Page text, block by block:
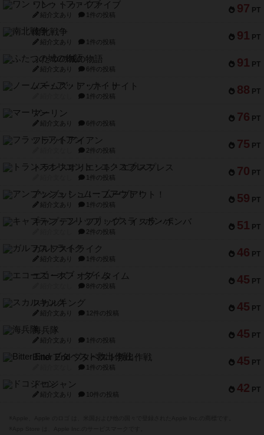
97 PT
ワン・トゥ・ファイブ
紹介文あり 1件の投稿
91 PT
南北戦争
紹介文あり 1件の投稿
91 PT
ふたつの城の物語
紹介文あり 6件の投稿
88 PT
ノームズ・アット・ナイト
1件の投稿
76 PT
マーリン
紹介文あり 6件の投稿
75 PT
フラットアイアン
2件の投稿
70 PT
トランスオリエント・エクスプレス
1件の投稿
59 PT
アンブッシュ！：ムーブアウト！
紹介文あり 1件の投稿
51 PT
キャプテン・フリップ：イスラ・ボンバ
2件の投稿
46 PT
ガルフストライク
紹介文あり 1件の投稿
45 PT
エコーズ・オブ・タイム
8件の投稿
45 PT
スカルキング
紹介文あり 12件の投稿
45 PT
海兵隊
紹介文あり 1件の投稿
45 PT
Bitter End ブタペスト救出作戦
1件の投稿
42 PT
ドコジャン
紹介文あり 10件の投稿